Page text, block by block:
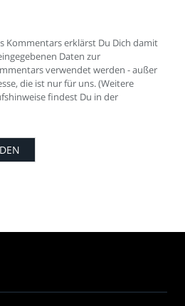
Kommentars erklärst Du Dich damit
Daten zur
verwendet werden - außer
die ist nur für uns. (Weitere
findest Du in der